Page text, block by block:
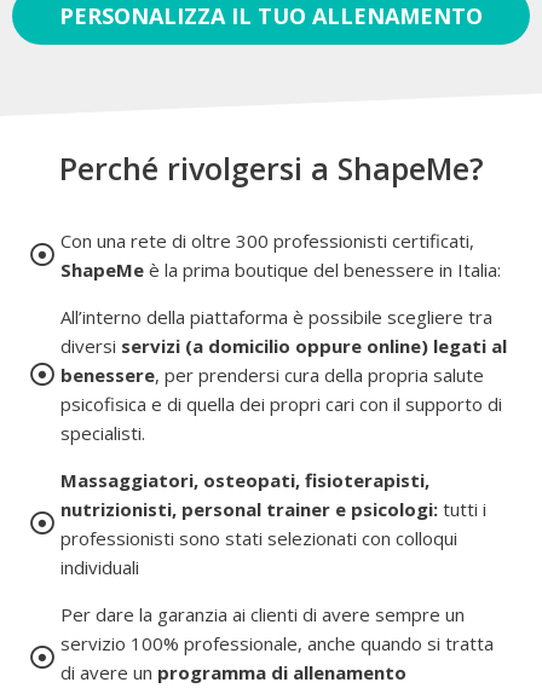
PERSONALIZZA IL TUO ALLENAMENTO
Perché rivolgersi a ShapeMe?
Con una rete di oltre 300 professionisti certificati,
ShapeMe è la prima boutique del benessere in Italia:
All’interno della piattaforma è possibile scegliere tra
diversi servizi (a domicilio oppure online) legati al
benessere, per prendersi cura della propria salute
psicofisica e di quella dei propri cari con il supporto di
specialisti.
Massaggiatori, osteopati, fisioterapisti,
nutrizionisti, personal trainer e psicologi: tutti i
professionisti sono stati selezionati con colloqui
individuali
Per dare la garanzia ai clienti di avere sempre un
servizio 100% professionale, anche quando si tratta
di avere un programma di allenamento